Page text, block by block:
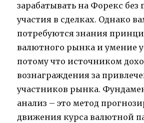
зарабатывать на Форекс без
участия в сделках. Однако
потребуются знания
валютного рынка и умение
потому что источником
вознаграждения за
участников рынка.
анализ – это метод
движения курса валютной